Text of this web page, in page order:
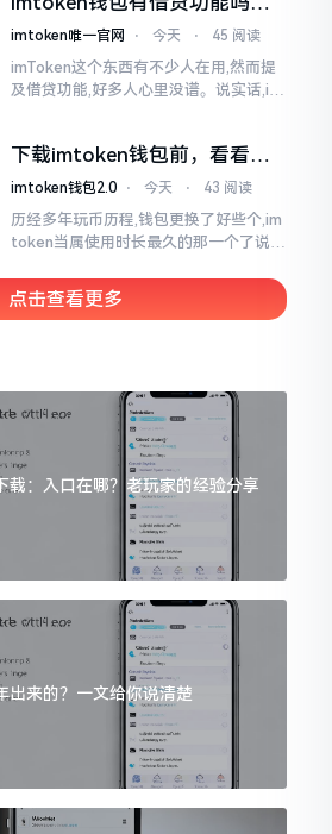
靠谱不靠谱一文说清楚
imtoken唯一官网 ⋅ 今天 ⋅ 45 阅读
imToken这个东西有不少人在用,然而提
及借贷功能,好多人心里没谱。说实话,im
议
下载imtoken钱包前，看看老
用户都咋说
imtoken钱包2.0 ⋅ 今天 ⋅ 43 阅读
历经多年玩币历程,钱包更换了好些个,im
token当属使用时长最久的那一个了说实
况
点击查看更多
：入口在哪？老玩家的经验分享
来的？一文给你说清楚